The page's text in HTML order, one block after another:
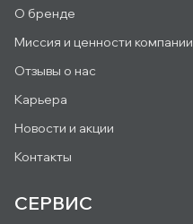
О бренде
Миссия и ценности компании
Отзывы о нас
Карьера
Новости и акции
Контакты
СЕРВИС